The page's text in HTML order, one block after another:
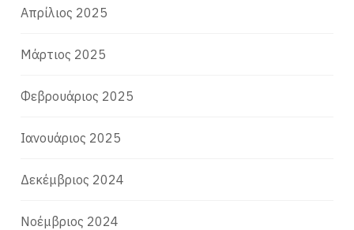
Απρίλιος 2025
Μάρτιος 2025
Φεβρουάριος 2025
Ιανουάριος 2025
Δεκέμβριος 2024
Νοέμβριος 2024